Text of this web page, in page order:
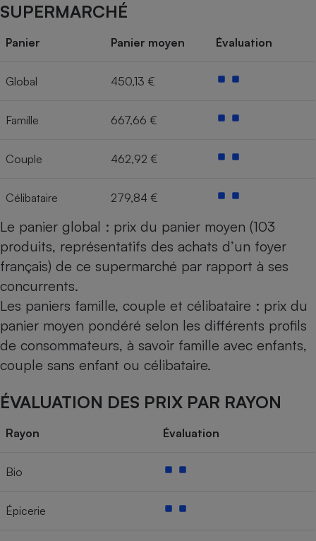
SUPERMARCHÉ
Panier Panier moyen Évaluation
Global 450,13 €
Famille 667,66 €
Couple 462,92 €
Célibataire 279,84 €
Le panier global : prix du panier moyen (103
produits, représentatifs des achats d’un foyer
français) de ce supermarché par rapport à ses
concurrents.
Les paniers famille, couple et célibataire : prix du
panier moyen pondéré selon les différents profils
de consommateurs, à savoir famille avec enfants,
couple sans enfant ou célibataire.
ÉVALUATION DES PRIX PAR RAYON
Rayon Évaluation
Bio
Épicerie
Robot ménager